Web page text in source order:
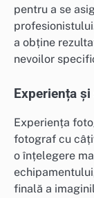
pentru a se
a obține
nevoilor
Experiența
Experiența
fotograf cu
o înțelegere
finală a